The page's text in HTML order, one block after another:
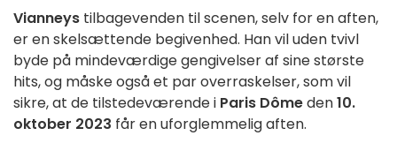
Vianneys tilbagevenden til scenen, selv for en aften,
er en skelsættende begivenhed. Han vil uden tvivl
byde på mindeværdige gengivelser af sine største
hits, og måske også et par overraskelser, som vil
sikre, at de tilstedeværende i Paris Dômeden10.
oktober 2023 får en uforglemmelig aften.